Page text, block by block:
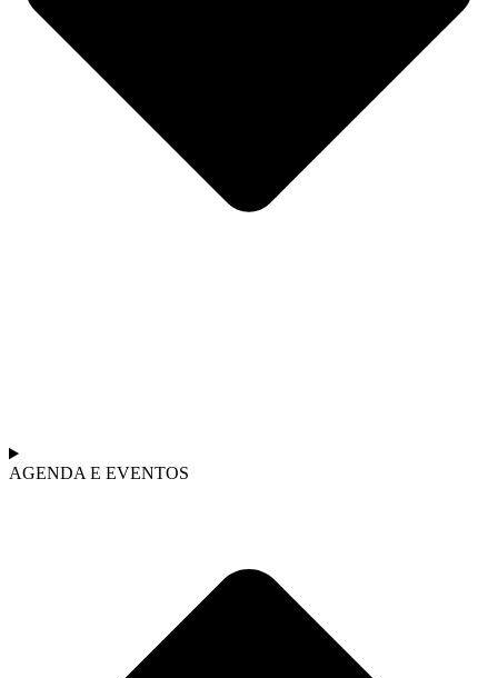
AGENDA E EVENTOS